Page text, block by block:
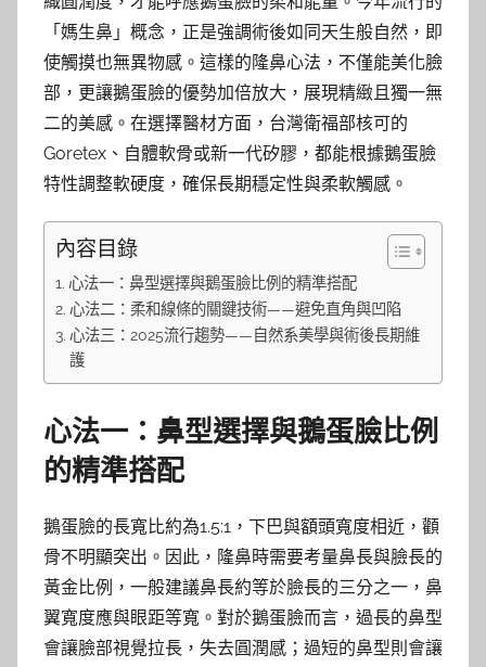
「媽生鼻」概念，正是強調術後如同天生般自然，即
使觸摸也無異物感。這樣的隆鼻心法，不僅能美化臉
部，更讓鵝蛋臉的優勢加倍放大，展現精緻且獨一無
二的美感。在選擇醫材方面，台灣衛福部核可的
Goretex、自體軟骨或新一代矽膠，都能根據鵝蛋臉
特性調整軟硬度，確保長期穩定性與柔軟觸感。
內容目錄
心法一：鼻型選擇與鵝蛋臉比例的精準搭配
心法二：柔和線條的關鍵技術——避免直角與凹陷
心法三：2025流行趨勢——自然系美學與術後長期維
護
心法一：鼻型選擇與鵝蛋臉比例
的精準搭配
鵝蛋臉的長寬比約為1.5:1，下巴與額頭寬度相近，顴
骨不明顯突出。因此，隆鼻時需要考量鼻長與臉長的
黃金比例，一般建議鼻長約等於臉長的三分之一，鼻
翼寬度應與眼距等寬。對於鵝蛋臉而言，過長的鼻型
會讓臉部視覺拉長，失去圓潤感；過短的鼻型則會讓